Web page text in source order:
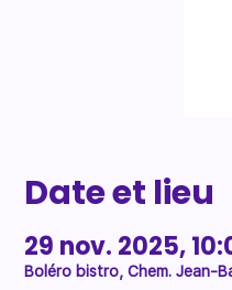
Date et lieu
29 nov. 2025,
Boléro bistro, Chem. Jean-